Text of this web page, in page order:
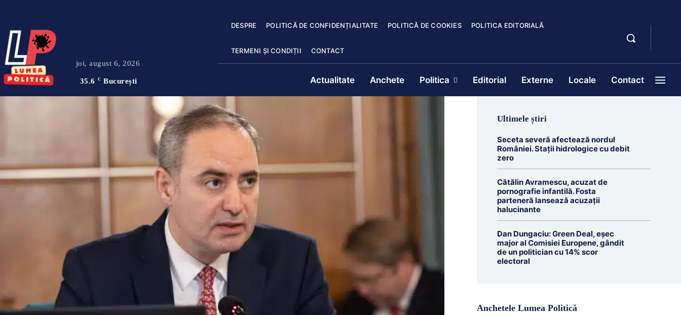
joi, august 6, 2026
35.6 C București
DESPRE POLITICĂ DE CONFIDENȚIALITATE POLITICĂ DE COOKIES POLITICA EDITORIALĂ
TERMENI ȘI CONDIȚII CONTACT
Actualitate Anchete Politica Editorial Externe Locale Contact
Ultimele știri
Seceta severă afectează nordul
României. Stații hidrologice cu debit
zero
Cătălin Avramescu, acuzat de
pornografie infantilă. Fosta
parteneră lansează acuzații
halucinante
Dan Dungaciu: Green Deal, eșec
major al Comisiei Europene, gândit
de un politician cu 14% scor
electoral
Anchetele Lumea Politică